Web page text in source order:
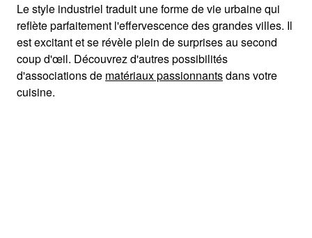
Le style industriel traduit une forme de vie urbaine qui
reflète parfaitement l'effervescence des grandes villes. Il
est excitant et se révèle plein de surprises au second
coup d'œil. Découvrez d'autres possibilités
d'associations de matériaux passionnantsdans votre
cuisine.